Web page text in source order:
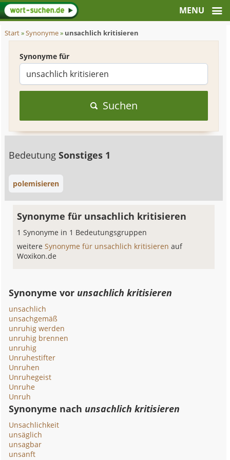
Start»Synonyme» unsachlich kritisieren
Synonyme für
Suchen
BedeutungSonstiges 1
polemisieren
Synonyme für unsachlich kritisieren
1 Synonyme in 1 Bedeutungsgruppen
weitereSynonyme für unsachlich kritisierenauf
Woxikon.de
Synonyme vor unsachlich kritisieren
unsachlich
unsachgemäß
unruhig werden
unruhig brennen
unruhig
Unruhestifter
Unruhen
Unruhegeist
Unruhe
Unruh
Synonyme nach unsachlich kritisieren
Unsachlichkeit
unsäglich
unsagbar
unsanft